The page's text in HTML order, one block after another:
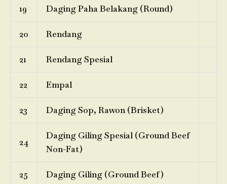
19 Daging Paha Belakang (Round)
20 Rendang
21 Rendang Spesial
22 Empal
23 Daging Sop, Rawon (Brisket)
24
Daging Giling Spesial (Ground Beef
Non-Fat)
25 Daging Giling (Ground Beef)